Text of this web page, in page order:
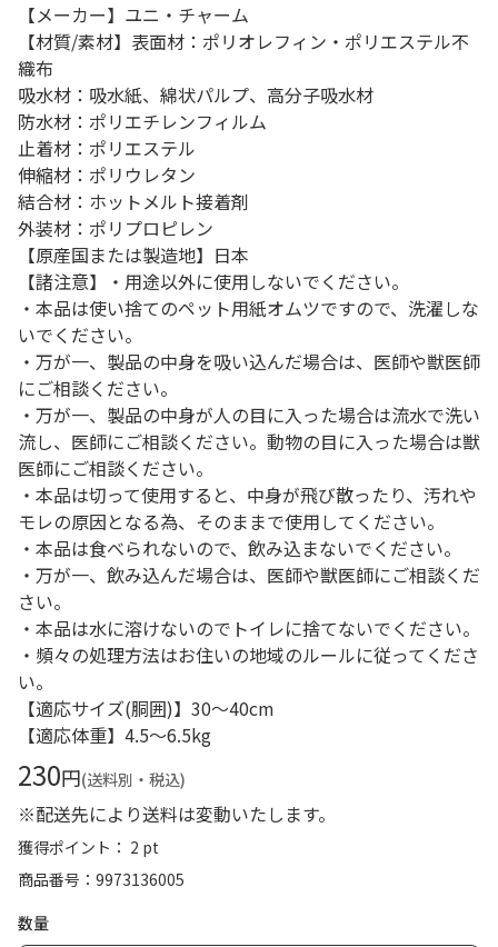
【メーカー】ユニ・チャーム
【材質/素材】表面材：ポリオレフィン・ポリエステル不
織布
吸水材：吸水紙、綿状パルプ、高分子吸水材
防水材：ポリエチレンフィルム
止着材：ポリエステル
伸縮材：ポリウレタン
結合材：ホットメルト接着剤
外装材：ポリプロピレン
【原産国または製造地】日本
【諸注意】・用途以外に使用しないでください。
・本品は使い捨てのペット用紙オムツですので、洗濯しな
いでください。
・万が一、製品の中身を吸い込んだ場合は、医師や獣医師
にご相談ください。
・万が一、製品の中身が人の目に入った場合は流水で洗い
流し、医師にご相談ください。動物の目に入った場合は獣
医師にご相談ください。
・本品は切って使用すると、中身が飛び散ったり、汚れや
モレの原因となる為、そのままで使用してください。
・本品は食べられないので、飲み込まないでください。
・万が一、飲み込んだ場合は、医師や獣医師にご相談くだ
さい。
・本品は水に溶けないのでトイレに捨てないでください。
・頻々の処理方法はお住いの地域のルールに従ってくださ
い。
【適応サイズ(胴囲)】30～40cm
【適応体重】4.5～6.5kg
230円(送料別・税込)
※配送先により送料は変動いたします。
獲得ポイント： 2 pt
商品番号
9973136005
数量